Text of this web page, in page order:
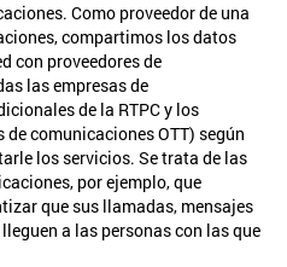
Como proveedor de una
compartimos los datos
con proveedores de
las empresas de
de la RTPC y los
de comunicaciones OTT) según
los servicios. Se trata de las
por ejemplo, que
que sus llamadas, mensajes
a las personas con las que